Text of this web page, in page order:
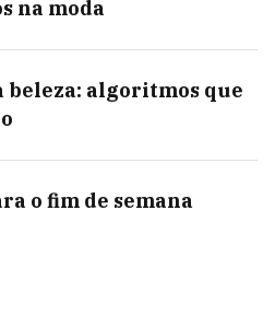
na moda
algoritmos que
o fim de semana